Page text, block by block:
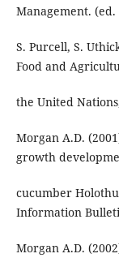
Management.
S. Purcell, S.
Food and
the United
Morgan A.D.
growth
cucumber
Information
Morgan A.D.